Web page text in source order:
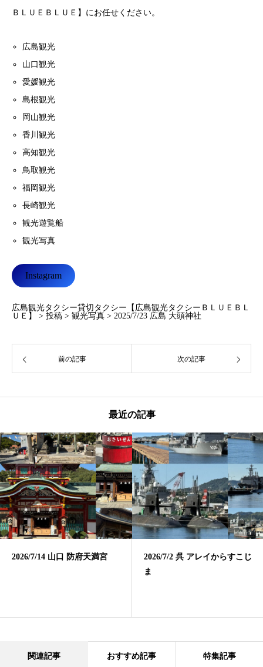
ＢＬＵＥＢＬＵＥ】にお任せください。
広島観光
山口観光
愛媛観光
島根観光
岡山観光
香川観光
高知観光
鳥取観光
福岡観光
長崎観光
観光遊覧船
観光写真
Instagram
広島観光タクシー貸切タクシー【広島観光タクシーＢＬＵＥＢＬ
ＵＥ】
> 投稿 > 観光写真 > 2025/7/23 広島 大頭神社
前の記事 次の記事
最近の記事
2026/7/14 山口 防府天満宮
2026/7/2 呉 アレイからすこじ
ま
関連記事 おすすめ記事 特集記事